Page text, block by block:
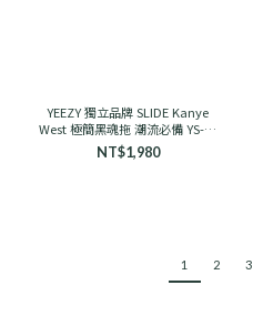
YEEZY 獨立品牌 SLIDE Kanye
West 極簡黑魂拖 潮流必備 YS-01
舒適
NT$1,980
1 2 3